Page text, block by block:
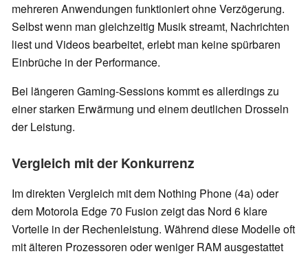
mehreren Anwendungen funktioniert ohne Verzögerung.
Selbst wenn man gleichzeitig Musik streamt, Nachrichten
liest und Videos bearbeitet, erlebt man keine spürbaren
Einbrüche in der Performance.
Bei längeren Gaming-Sessions kommt es allerdings zu
einer starken Erwärmung und einem deutlichen Drosseln
der Leistung.
Vergleich mit der Konkurrenz
Im direkten Vergleich mit dem Nothing Phone (4a) oder
dem Motorola Edge 70 Fusion zeigt das Nord 6 klare
Vorteile in der Rechenleistung. Während diese Modelle oft
mit älteren Prozessoren oder weniger RAM ausgestattet